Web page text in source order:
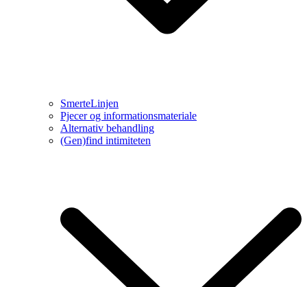
SmerteLinjen
Pjecer og informationsmateriale
Alternativ behandling
(Gen)find intimiteten